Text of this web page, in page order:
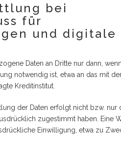
bei
für
und digitale
Daten an Dritte nur dann,
notwendig ist, etwa an das mit
Kreditinstitut.
der Daten erfolgt nicht bzw. nur
zugestimmt haben. Eine
Einwilligung, etwa zu